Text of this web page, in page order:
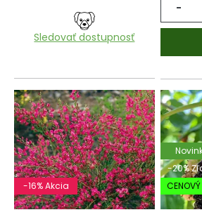
Sledovať dostupnosť
-
-16% Akcia
-20%
CENOVÝ